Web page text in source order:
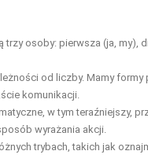
osoby: pierwsza (ja, my),
od liczby. Mamy
komunikacji.
w tym teraźniejszy,
wyrażania akcji.
trybach, takich jak